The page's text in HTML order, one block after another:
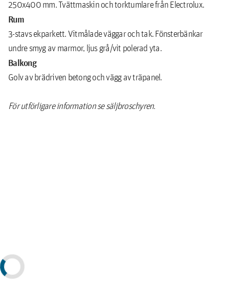
250x400 mm. Tvättmaskin och torktumlare från Electrolux.
Rum
3-stavs ekparkett. Vitmålade väggar och tak. Fönsterbänkar
undre smyg av marmor, ljus grå/vit polerad yta.
Balkong
Golv av brädriven betong och vägg av träpanel.
För utförligare information se säljbroschyren.